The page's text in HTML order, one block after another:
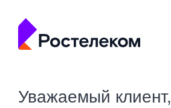
Уважаемый клиент,